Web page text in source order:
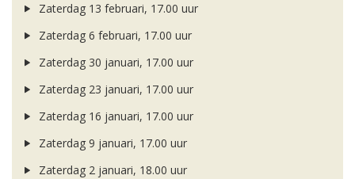
Zaterdag 13 februari, 17.00 uur
Zaterdag 6 februari, 17.00 uur
Zaterdag 30 januari, 17.00 uur
Zaterdag 23 januari, 17.00 uur
Zaterdag 16 januari, 17.00 uur
Zaterdag 9 januari, 17.00 uur
Zaterdag 2 januari, 18.00 uur